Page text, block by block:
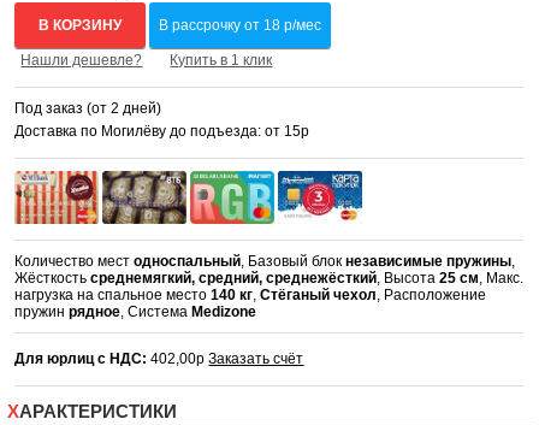
В КОРЗИНУ В рассрочку от 18 р/мес
Нашли дешевле? Купить в 1 клик
Под заказ (от 2 дней)
Доставка по Могилёву до подъезда: от 15р
Количество местодноспальный, Базовый блокнезависимые пружины,
Жёсткостьсреднемягкий, средний, среднежёсткий, Высота25 см, Макс.
нагрузка на спальное место140 кг,Стёганый чехол, Расположение
пружинрядное, Система Medizone
Для юрлиц с НДС: 402,00рЗаказать счёт
ХАРАКТЕРИСТИКИ